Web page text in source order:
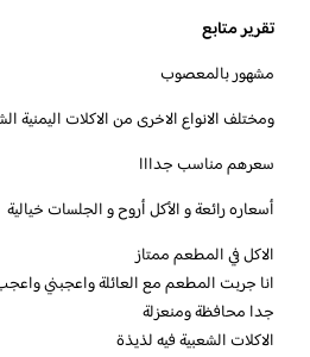
تقرير متابع
مشهور بالمعصوب
ومختلف الانواع الاخرى من الاكلات اليمنية
سعرهم مناسب جدااا
أسعاره رائعة و الأكل أروح و الجلسات خيالية
الاكل في المطعم ممتاز
انا جربت المطعم مع العائلة واعجبني
جدا محافظة ومنعزلة
الاكلات الشعبية فيه لذيذة